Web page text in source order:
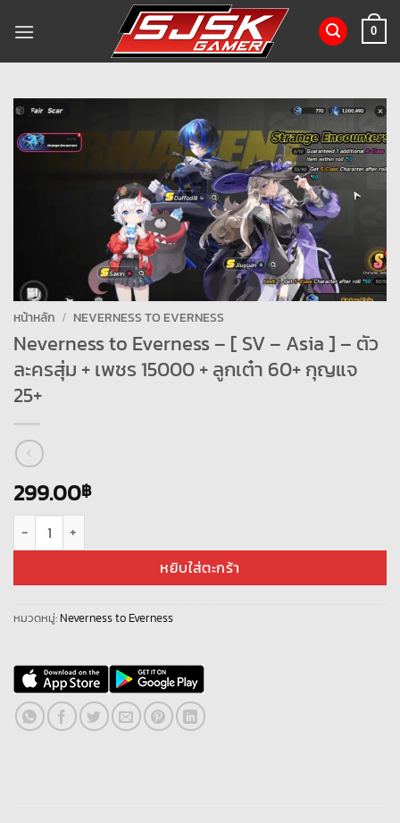
0
หน้าหลัก / NEVERNESS TO EVERNESS
Neverness to Everness – [ SV – Asia ] – ตัว
ละครสุ่ม + เพชร 15000 + ลูกเต๋า 60+ กุญแจ
25+
299.00฿
จำนวน Neverness to Everness - [ SV - Asia ] - ตัวละครสุ่ม + เพชร
หยิบใส่ตะกร้า
หมวดหมู่: Neverness to Everness